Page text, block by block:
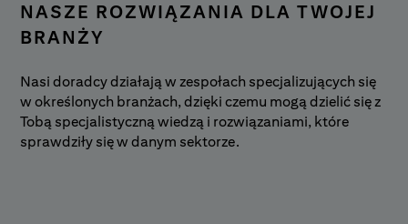
NASZE ROZWIĄZANIA DLA TWOJEJ
BRANŻY
Nasi doradcy działają w zespołach specjalizujących się
w określonych branżach, dzięki czemu mogą dzielić się z
Tobą specjalistyczną wiedzą i rozwiązaniami, które
sprawdziły się w danym sektorze.